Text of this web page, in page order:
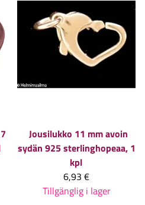
Jousilukko 11 mm avoin
sydän 925 sterlinghopeaa, 1
kpl
6,93 €
Tillgänglig i lager